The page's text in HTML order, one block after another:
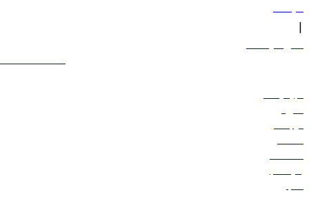
سياساتنا
|
الشروط والأحكام
600 544 445
حجز الرحلات
العروض
الوجهات
الأمتعة
المساعدة
إدارة الحجز
الأخبار